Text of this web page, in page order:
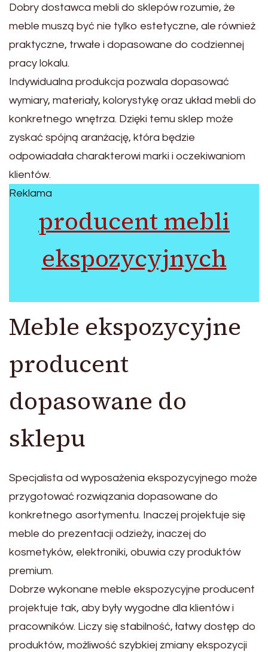
Dobry dostawca mebli do sklepów rozumie, że
meble muszą być nie tylko estetyczne, ale również
praktyczne, trwałe i dopasowane do codziennej
pracy lokalu.
Indywidualna produkcja pozwala dopasować
wymiary, materiały, kolorystykę oraz układ mebli do
konkretnego wnętrza. Dzięki temu sklep może
zyskać spójną aranżację, która będzie
odpowiadała charakterowi marki i oczekiwaniom
klientów.
Reklama
producent mebli
ekspozycyjnych
Meble ekspozycyjne
producent
dopasowane do
sklepu
Specjalista od wyposażenia ekspozycyjnego może
przygotować rozwiązania dopasowane do
konkretnego asortymentu. Inaczej projektuje się
meble do prezentacji odzieży, inaczej do
kosmetyków, elektroniki, obuwia czy produktów
premium.
Dobrze wykonane meble ekspozycyjne producent
projektuje tak, aby były wygodne dla klientów i
pracowników. Liczy się stabilność, łatwy dostęp do
produktów, możliwość szybkiej zmiany ekspozycji